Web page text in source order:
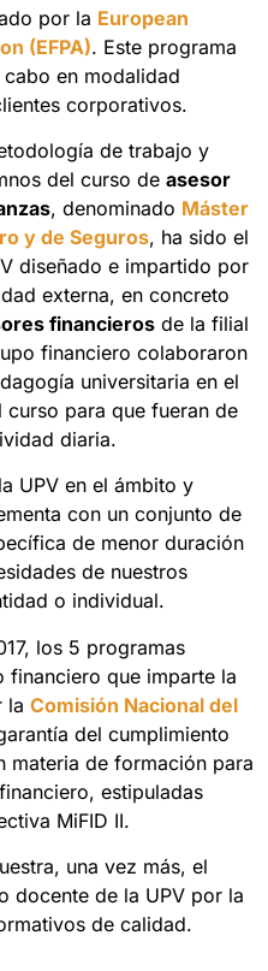
por la European
(EFPA). Este programa
en modalidad
corporativos.
de trabajo y
del curso de asesor
, denominado Máster
y de Seguros, ha sido el
diseñado e impartido por
externa, en concreto
financieros de la filial
financiero colaboraron
universitaria en el
para que fueran de
diaria.
UPV en el ámbito y
con un conjunto de
de menor duración
de nuestros
o individual.
los 5 programas
financiero que imparte la
la Comisión Nacional del
del cumplimiento
materia de formación para
estipuladas
MiFID II.
una vez más, el
docente de la UPV por la
de calidad.